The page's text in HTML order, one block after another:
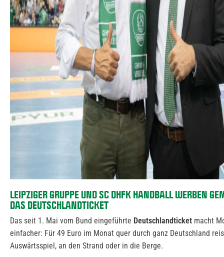
LEIPZIGER GRUPPE UND SC DHFK HANDBALL WERBEN
DAS DEUTSCHLANDTICKET
Das seit 1. Mai vom Bund eingeführte Deutschlandticket macht
einfacher: Für 49 Euro im Monat quer durch ganz Deutschland
Auswärtsspiel, an den Strand oder in die Berge.